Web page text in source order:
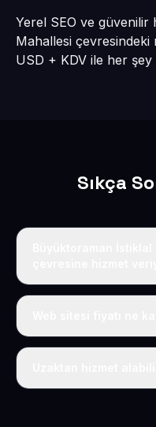
Yerel SEO ve
Mahallesi çevresindeki
USD + KDV ile her şey
Sıkça
Evet, Büyüktoraman
Tek fiyat: yılda 50